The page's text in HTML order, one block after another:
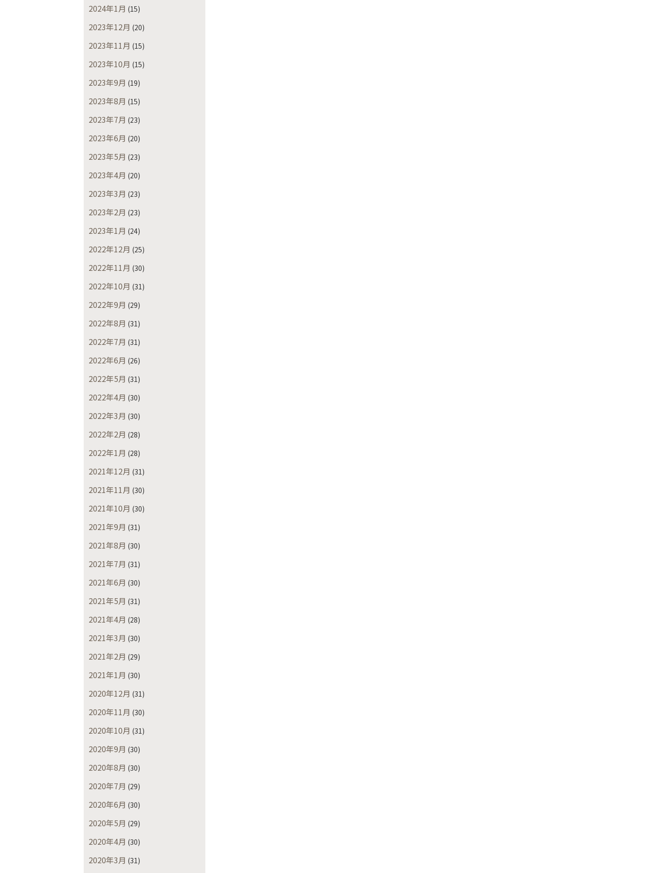
2024年1月 (15)
2023年12月 (20)
2023年11月 (15)
2023年10月 (15)
2023年9月 (19)
2023年8月 (15)
2023年7月 (23)
2023年6月 (20)
2023年5月 (23)
2023年4月 (20)
2023年3月 (23)
2023年2月 (23)
2023年1月 (24)
2022年12月 (25)
2022年11月 (30)
2022年10月 (31)
2022年9月 (29)
2022年8月 (31)
2022年7月 (31)
2022年6月 (26)
2022年5月 (31)
2022年4月 (30)
2022年3月 (30)
2022年2月 (28)
2022年1月 (28)
2021年12月 (31)
2021年11月 (30)
2021年10月 (30)
2021年9月 (31)
2021年8月 (30)
2021年7月 (31)
2021年6月 (30)
2021年5月 (31)
2021年4月 (28)
2021年3月 (30)
2021年2月 (29)
2021年1月 (30)
2020年12月 (31)
2020年11月 (30)
2020年10月 (31)
2020年9月 (30)
2020年8月 (30)
2020年7月 (29)
2020年6月 (30)
2020年5月 (29)
2020年4月 (30)
2020年3月 (31)